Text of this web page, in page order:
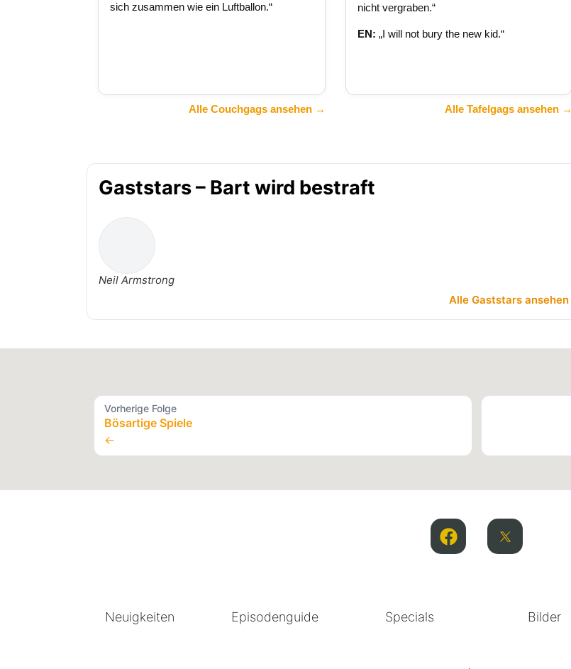
sich zusammen wie ein Luftballon.“
Alle Couchgags ansehen →
nicht vergraben.“
EN: „I will not bury the new kid.“
Alle Tafelgags ansehen →
Gaststars – Bart wird bestraft
Neil Armstrong
Alle Gaststars ansehen
Vorherige Folge
Bösartige Spiele
←
Neuigkeiten Episodenguide Specials Bilder